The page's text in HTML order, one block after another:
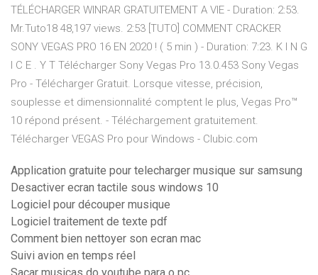
TÉLÉCHARGER WINRAR GRATUITEMENT A VIE - Duration: 2:53.
Mr.Tuto18 48,197 views. 2:53 [TUTO] COMMENT CRACKER
SONY VEGAS PRO 16 EN 2020 ! ( 5 min ) - Duration: 7:23. K I N G
I C E . Y T Télécharger Sony Vegas Pro 13.0.453 Sony Vegas
Pro - Télécharger Gratuit. Lorsque vitesse, précision,
souplesse et dimensionnalité comptent le plus, Vegas Pro™
10 répond présent. - Téléchargement gratuitement.
Télécharger VEGAS Pro pour Windows - Clubic.com
Application gratuite pour telecharger musique sur samsung
Desactiver ecran tactile sous windows 10
Logiciel pour découper musique
Logiciel traitement de texte pdf
Comment bien nettoyer son ecran mac
Suivi avion en temps réel